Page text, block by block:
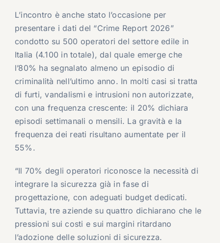
L’incontro è anche stato l’occasione per
presentare i dati del “Crime Report 2026”
condotto su 500 operatori del settore edile in
Italia (4.100 in totale), dal quale emerge che
l’80% ha segnalato almeno un episodio di
criminalità nell’ultimo anno. In molti casi si tratta
di furti, vandalismi e intrusioni non autorizzate,
con una frequenza crescente: il 20% dichiara
episodi settimanali o mensili. La gravità e la
frequenza dei reati risultano aumentate per il
55%.
“Il 70% degli operatori riconosce la necessità di
integrare la sicurezza già in fase di
progettazione, con adeguati budget dedicati.
Tuttavia, tre aziende su quattro dichiarano che le
pressioni sui costi e sui margini ritardano
l’adozione delle soluzioni di sicurezza.